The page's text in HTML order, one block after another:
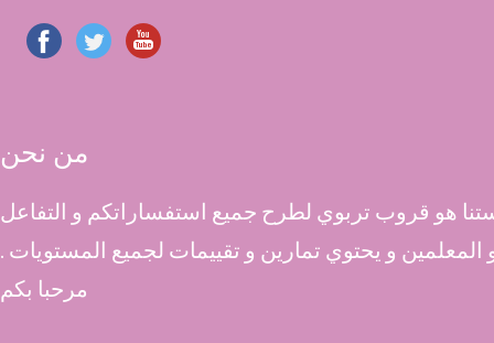
من نحن
هو قروب تربوي لطرح جميع استفساراتكم و التفاعل
و المعلمين و يحتوي تمارين و تقييمات لجميع المستويات .
مرحبا بكم